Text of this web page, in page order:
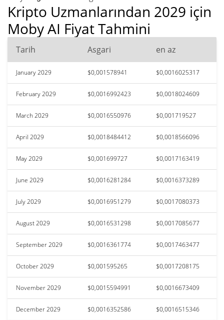
Kripto Uzmanlarından 2029 için
Moby AI Fiyat Tahmini
Tarih Asgari en az
January 2029 $0,001578941 $0,0016025317
February 2029 $0,0016992423 $0,0018024609
March 2029 $0,0016550976 $0,001719527
April 2029 $0,0018484412 $0,0018566096
May 2029 $0,001699727 $0,0017163419
June 2029 $0,0016281284 $0,0016373289
July 2029 $0,0016951279 $0,0017080373
August 2029 $0,0016531298 $0,0017085677
September 2029 $0,0016361774 $0,0017463477
October 2029 $0,001595265 $0,0017208175
November 2029 $0,0015594991 $0,0016673409
December 2029 $0,0016352586 $0,0016515346